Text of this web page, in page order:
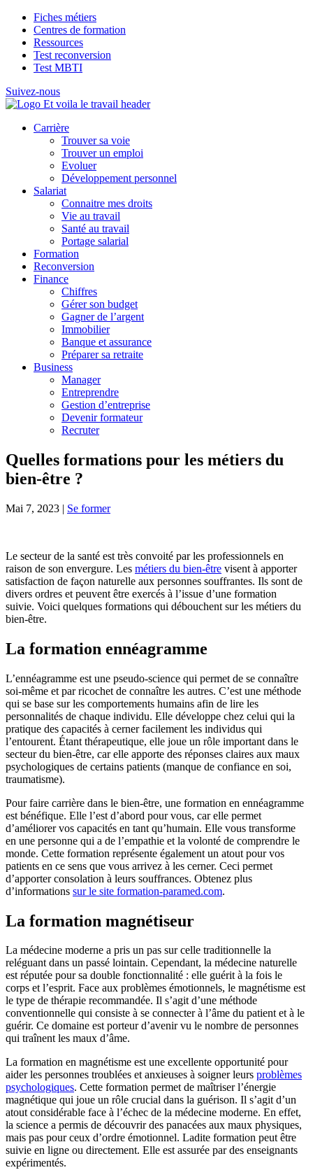
Fiches métiers
Centres de formation
Ressources
Test reconversion
Test MBTI
Suivez-nous
Carrière
Trouver sa voie
Trouver un emploi
Evoluer
Développement personnel
Salariat
Connaitre mes droits
Vie au travail
Santé au travail
Portage salarial
Formation
Reconversion
Finance
Chiffres
Gérer son budget
Gagner de l’argent
Immobilier
Banque et assurance
Préparer sa retraite
Business
Manager
Entreprendre
Gestion d’entreprise
Devenir formateur
Recruter
Quelles formations pour les métiers du
bien-être ?
Mai 7, 2023 | Se former
Le secteur de la santé est très convoité par les professionnels en
raison de son envergure. Les métiers du bien-être visent à apporter
satisfaction de façon naturelle aux personnes souffrantes. Ils sont de
divers ordres et peuvent être exercés à l’issue d’une formation
suivie. Voici quelques formations qui débouchent sur les métiers du
bien-être.
La formation ennéagramme
L’ennéagramme est une pseudo-science qui permet de se connaître
soi-même et par ricochet de connaître les autres. C’est une méthode
qui se base sur les comportements humains afin de lire les
personnalités de chaque individu. Elle développe chez celui qui la
pratique des capacités à cerner facilement les individus qui
l’entourent. Étant thérapeutique, elle joue un rôle important dans le
secteur du bien-être, car elle apporte des réponses claires aux maux
psychologiques de certains patients (manque de confiance en soi,
traumatisme).
Pour faire carrière dans le bien-être, une formation en ennéagramme
est bénéfique. Elle l’est d’abord pour vous, car elle permet
d’améliorer vos capacités en tant qu’humain. Elle vous transforme
en une personne qui a de l’empathie et la volonté de comprendre le
monde. Cette formation représente également un atout pour vos
patients en ce sens que vous arrivez à les cerner. Ceci permet
d’apporter consolation à leurs souffrances. Obtenez plus
d’informations sur le site formation-paramed.com.
La formation magnétiseur
La médecine moderne a pris un pas sur celle traditionnelle la
reléguant dans un passé lointain. Cependant, la médecine naturelle
est réputée pour sa double fonctionnalité : elle guérit à la fois le
corps et l’esprit. Face aux problèmes émotionnels, le magnétisme est
le type de thérapie recommandée. Il s’agit d’une méthode
conventionnelle qui consiste à se connecter à l’âme du patient et à le
guérir. Ce domaine est porteur d’avenir vu le nombre de personnes
qui traînent les maux d’âme.
La formation en magnétisme est une excellente opportunité pour
aider les personnes troublées et anxieuses à soigner leurs problèmes
psychologiques. Cette formation permet de maîtriser l’énergie
magnétique qui joue un rôle crucial dans la guérison. Il s’agit d’un
atout considérable face à l’échec de la médecine moderne. En effet,
la science a permis de découvrir des panacées aux maux physiques,
mais pas pour ceux d’ordre émotionnel. Ladite formation peut être
suivie en ligne ou directement. Elle est assurée par des enseignants
expérimentés.